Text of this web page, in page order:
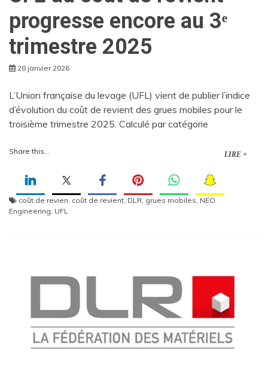
progresse encore au 3ᵉ
trimestre 2025
28 janvier 2026
L’Union française du levage (UFL) vient de publier l’indice
d’évolution du coût de revient des grues mobiles pour le
troisième trimestre 2025. Calculé par catégorie
Share this... LIRE +
coût de revien, coût de revient, DLR, grues mobiles, NEO
Engineering, UFL